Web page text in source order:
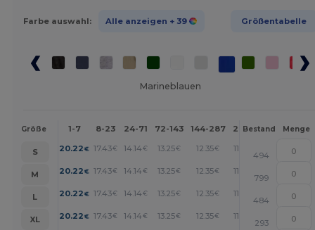
Farbe auswahl: Alle anzeigen + 39 Größentabelle
Marineblauen
Größe 1-7 8-23 24-71 72-143 144-287 288 + Mehr
Bestand Menge
S 20.22 € 17.43€ 14.14€ 13.25€ 12.35€ 11.45
494
M
20.22 € 17.43€ 14.14€ 13.25€ 12.35€ 11.45
799
L
20.22 € 17.43€ 14.14€ 13.25€ 12.35€ 11.45
484
XL
20.22 € 17.43€ 14.14€ 13.25€ 12.35€ 11.45
293